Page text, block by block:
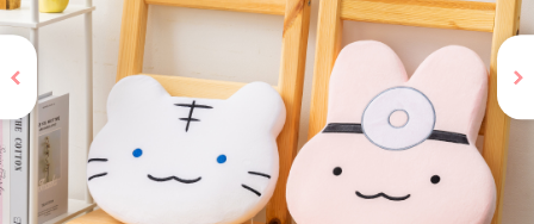
PRIZE 公式 Instagram
CAPSULE TOY 公式 X
CAPSULE TOY 公式 Instagram